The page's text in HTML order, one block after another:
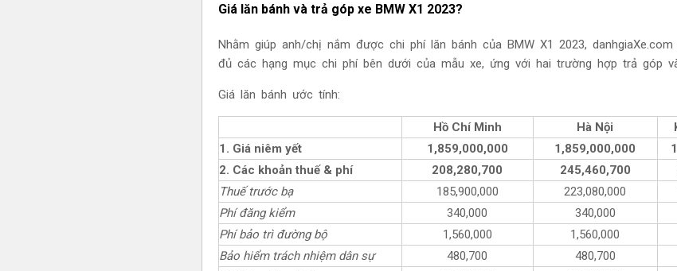
Giá lăn bánh và trả góp xe BMW X1 2023?
Nhằm giúp anh/chị nắm được chi phí lăn bánh của BMW X1 2023,
đủ các hạng mục chi phí bên dưới của mẫu xe, ứng với hai trường hợp trả góp
Giá lăn bánh ước tính:
Hồ Chí Minh Hà Nội
1. Giá niêm yết
1,859,000,000 1,859,000,000
2. Các khoản thuế & phí
208,280,700 245,460,700
Thuế trước bạ
185,900,000 223,080,000
Phí đăng kiểm
340,000 340,000
Phí bảo trì đường bộ
1,560,000 1,560,000
Bảo hiểm trách nhiệm dân sự
480,700 480,700